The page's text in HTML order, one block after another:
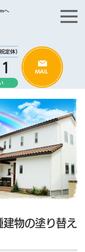
へ
物の塗り替え